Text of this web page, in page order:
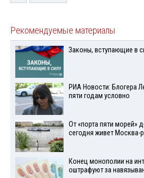
Рекомендуемые материалы
Законы, вступающие в
РИА Новости: Блогера
пяти годам условно
От «порта пяти морей»
сегодня живет Москва-
Конец монополии на
оштрафуют за